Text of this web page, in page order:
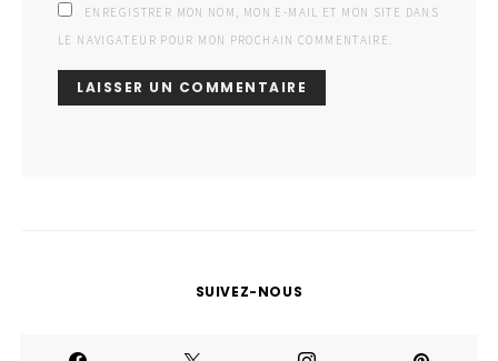
ENREGISTRER MON NOM, MON E-MAIL ET MON SITE DANS
LE NAVIGATEUR POUR MON PROCHAIN COMMENTAIRE.
SUIVEZ-NOUS